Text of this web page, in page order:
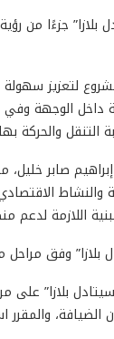
بلازا” جزءًا من
لتعزيز سهولة
داخل الوجهة
التنقل والحركة
صابر
والنشاط
اللازمة
بلازا” وفق
والمقرر